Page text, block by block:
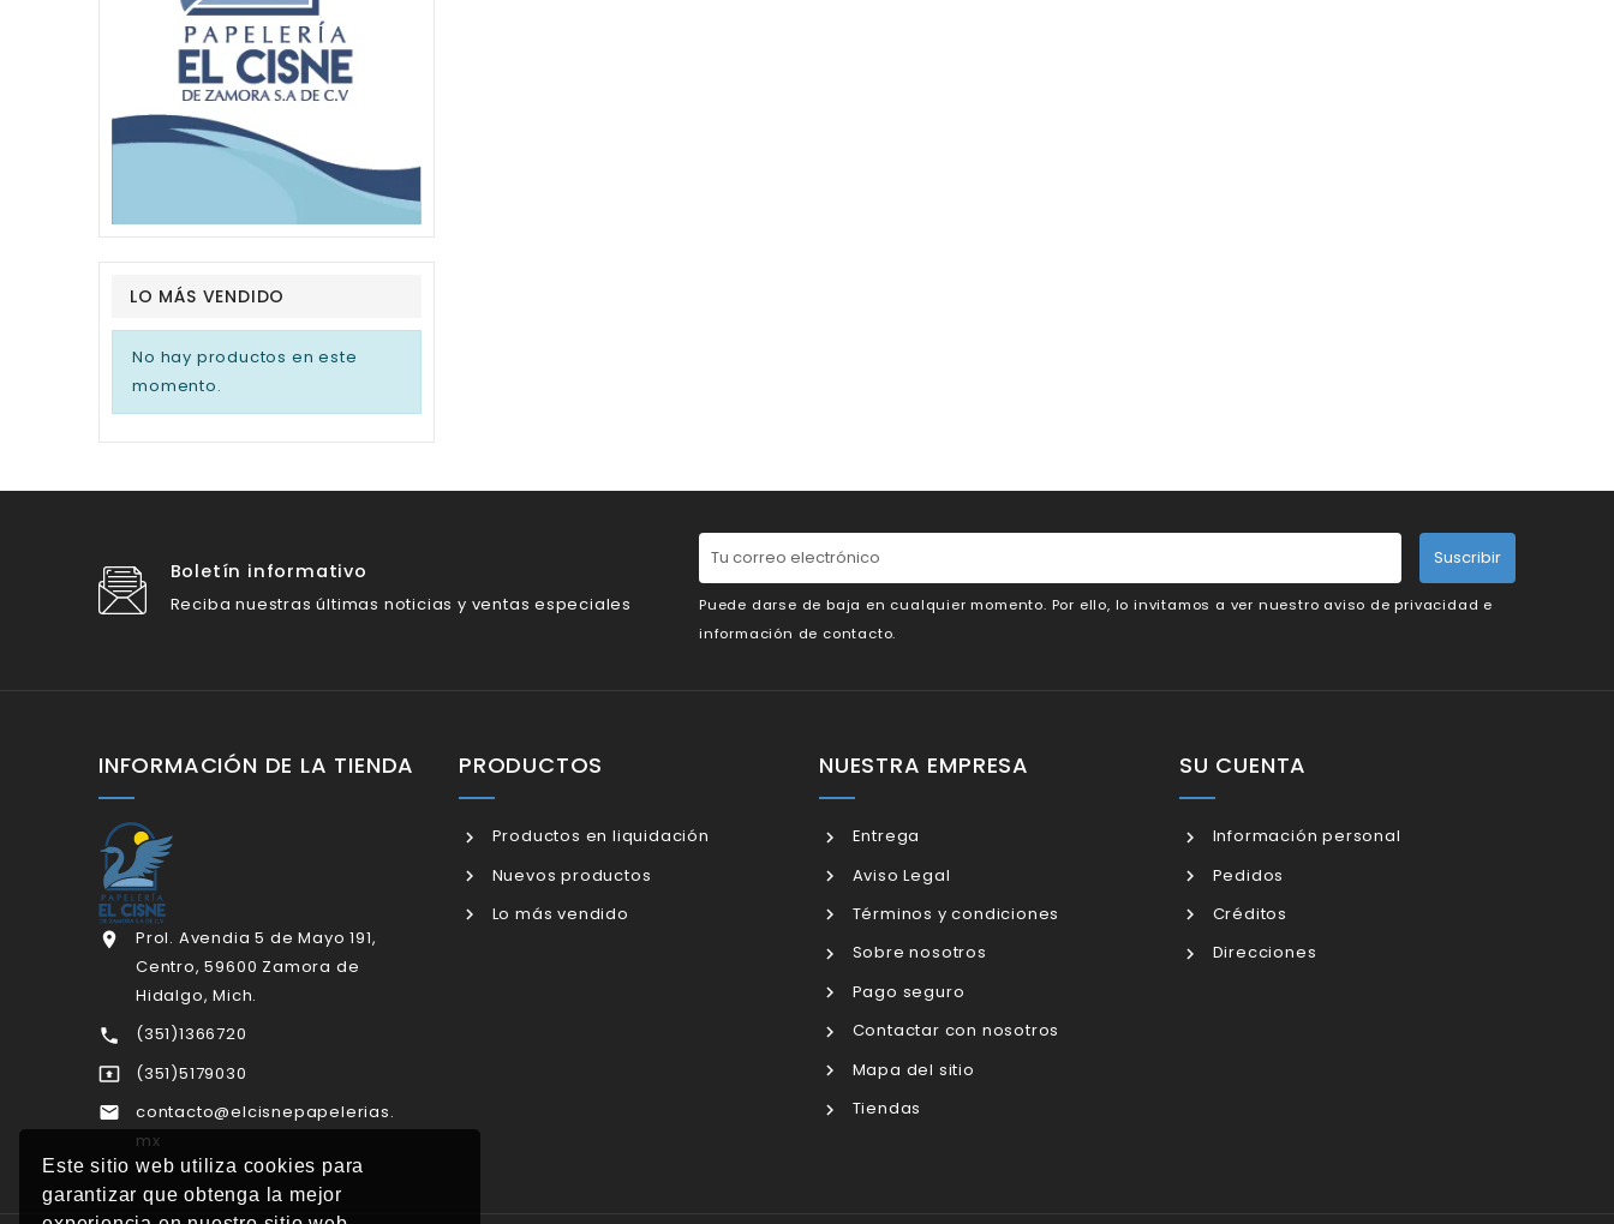
Este sitio web utiliza cookies para
garantizar que obtenga la mejor
LO MÁS VENDIDO
No hay productos en este
momento.
Boletín informativo
Reciba nuestras últimas noticias y ventas especiales
Suscribir
Puede darse de baja en cualquier momento. Por ello, lo invitamos a ver nuestro aviso de privacidad e
información de contacto.
INFORMACIÓN DE LA TIENDA

Prol. Avendia 5 de Mayo 191,
Centro, 59600 Zamora de
Hidalgo, Mich.
 (351)1366720
 (351)5179030

contacto@elcisnepapelerias.
mx
PRODUCTOS
Productos en liquidación
Nuevos productos
Lo más vendido
NUESTRA EMPRESA
Entrega
Aviso Legal
Términos y condiciones
Sobre nosotros
Pago seguro
Contactar con nosotros
Mapa del sitio
Tiendas
SU CUENTA
Información personal
Pedidos
Créditos
Direcciones